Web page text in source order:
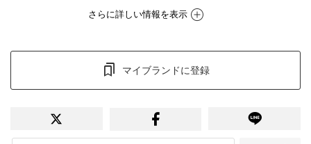
さらに詳しい情報を表示
マイブランドに登録